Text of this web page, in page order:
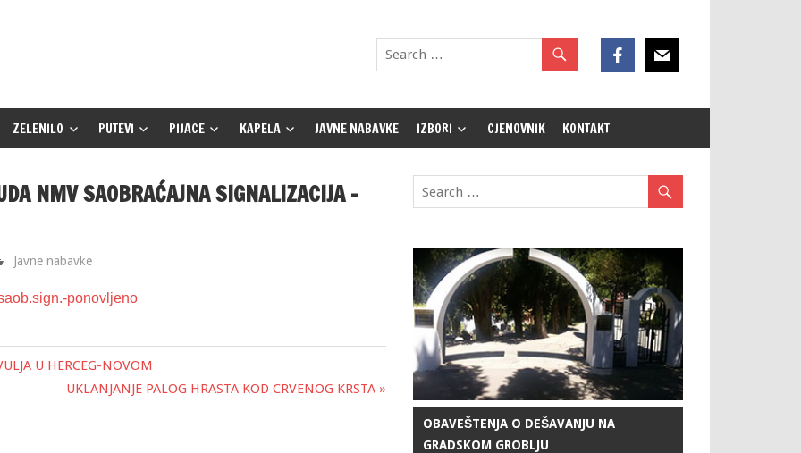
ZELENILO PUTEVI PIJACE KAPELA JAVNE NABAVKE IZBORI CJENOVNIK KONTAKT
NMV SAOBRAĆAJNA SIGNALIZACIJA –
Javne nabavke
ponovljeno
U HERCEG-NOVOM
UKLANJANJE PALOG HRASTA KOD CRVENOG KRSTA »
OBAVEŠTENJA O DEŠAVANJU NA
GRADSKOM GROBLJU